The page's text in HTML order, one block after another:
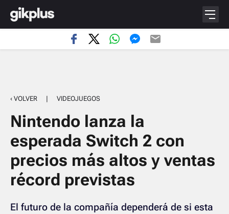
‹ VOLVER | VIDEOJUEGOS
Nintendo lanza la
esperada Switch 2 con
precios más altos y ventas
récord previstas
El futuro de la compañía dependerá de si esta